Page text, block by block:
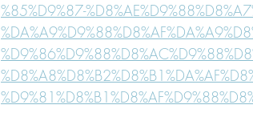
%85%D9%87-